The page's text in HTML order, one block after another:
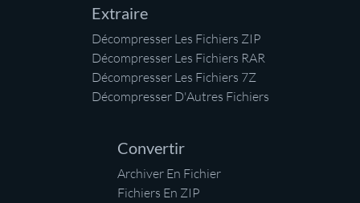
Extraire
Décompresser Les Fichiers ZIP
Décompresser Les Fichiers RAR
Décompresser Les Fichiers 7Z
Décompresser D'Autres Fichiers
Convertir
Archiver En Fichier
Fichiers En ZIP